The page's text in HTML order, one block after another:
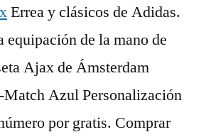
Errea y clásicos de Adidas.
equipación de la mano de
Ajax de Ámsterdam
Match Azul Personalización
por gratis. Comprar